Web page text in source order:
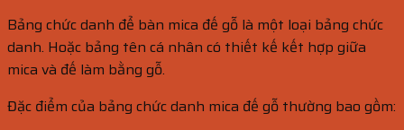
Bảng chức danh để bàn mica đế gỗ là một loại bảng chức
danh. Hoặc bảng tên cá nhân có thiết kế kết hợp giữa
mica và đế làm bằng gỗ.
Đặc điểm của bảng chức danh mica đế gỗ thường bao gồm: